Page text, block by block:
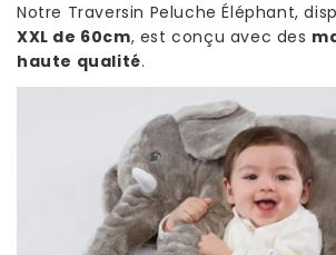
Notre Traversin Peluche Éléphant,
XXL de 60cm, est conçu avec des
haute qualité.